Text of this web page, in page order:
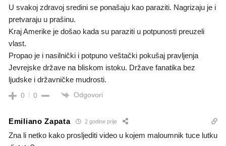
U svakoj zdravoj sredini se ponašaju kao paraziti. Nagrizaju je i
pretvaraju u prašinu.
Kraj Amerike je došao kada su paraziti u potpunosti preuzeli
vlast.
Propao je i nasilnički i potpuno veštački pokušaj pravljenja
Jevrejske države na bliskom istoku. Države fanatika bez
ljudske i državničke mudrosti.
0 0 Odgovori
Emiliano Zapata 2 godine prije
Zna li netko kako prosljediti video u kojem maloumnik tuce lutku